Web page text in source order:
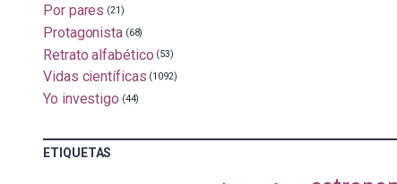
Por pares (21)
Protagonista (68)
Retrato alfabético (53)
Vidas científicas (1092)
Yo investigo (44)
ETIQUETAS